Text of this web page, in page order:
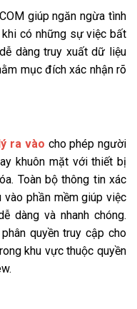
giúp ngăn ngừa tình
có những sự việc bất
dàng truy xuất dữ liệu
mục đích xác nhận rõ
ra vào cho phép người
khuôn mặt với thiết bị
Toàn bộ thông tin xác
phần mềm giúp việc
dàng và nhanh chóng.
quyền truy cập cho
khu vực thuộc quyền